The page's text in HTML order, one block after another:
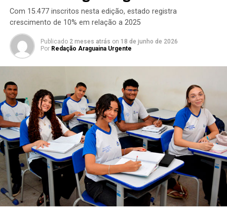
Com 15.477 inscritos nesta edição, estado registra
crescimento de 10% em relação a 2025
Publicado 2 meses atrás on 18 de junho de 2026
Por Redação Araguaina Urgente